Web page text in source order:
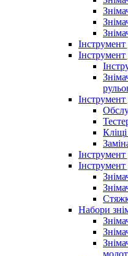
Інструмент
Інструмент
Інструмент
Набори